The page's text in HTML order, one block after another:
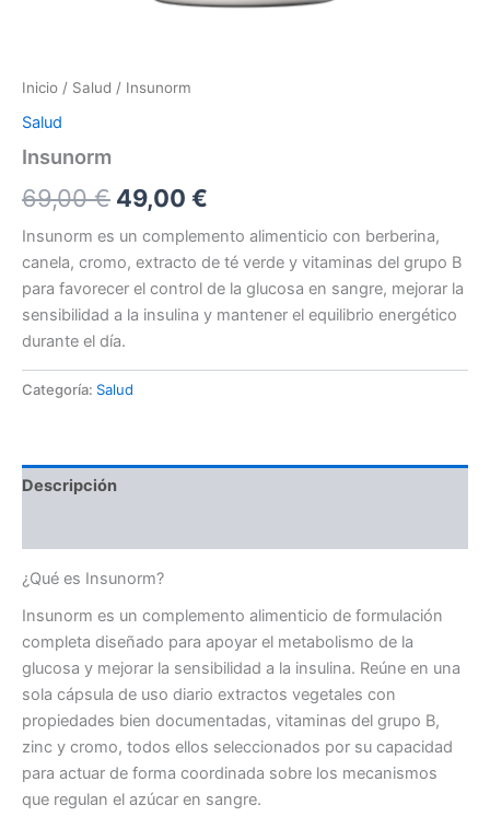
Inicio / Salud / Insunorm
Salud
Insunorm
69,00€ El
precio
original
era:
69,00 €.
49,00 €
precio
actual
es:
Insunorm es un complemento alimenticio con berberina,
canela, cromo, extracto de té verde y vitaminas del grupo B
para favorecer el control de la glucosa en sangre, mejorar la
sensibilidad a la insulina y mantener el equilibrio energético
durante el día.
Categoría: Salud
Descripción
¿Qué es Insunorm?
Insunorm es un complemento alimenticio de formulación
completa diseñado para apoyar el metabolismo de la
glucosa y mejorar la sensibilidad a la insulina. Reúne en una
sola cápsula de uso diario extractos vegetales con
propiedades bien documentadas, vitaminas del grupo B,
zinc y cromo, todos ellos seleccionados por su capacidad
para actuar de forma coordinada sobre los mecanismos
que regulan el azúcar en sangre.